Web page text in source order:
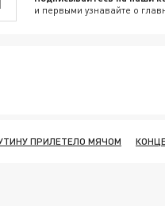
и первыми узнавайте о
ПРИЛЕТЕЛО МЯЧОМ